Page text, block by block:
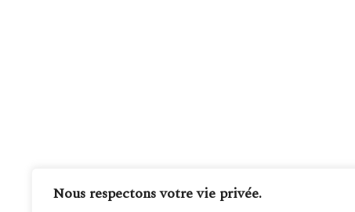
Nous respectons votre vie privée.